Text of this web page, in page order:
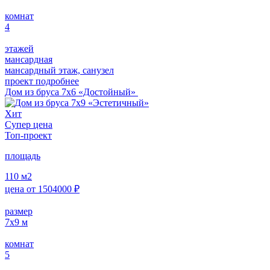
комнат
4
этажей
мансардная
мансардный этаж, санузел
проект подробнее
Дом из бруса 7х6 «Достойный»
Хит
Супер цена
Топ-проект
площадь
110 м2
цена от 1504000 ₽
размер
7х9 м
комнат
5